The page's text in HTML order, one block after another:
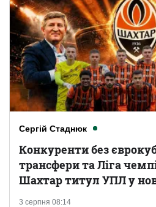
Сергій Стаднюк
3 серпня 08:14
Конкуренти без
трансфери та Ліга
Шахтар титул УПЛ у